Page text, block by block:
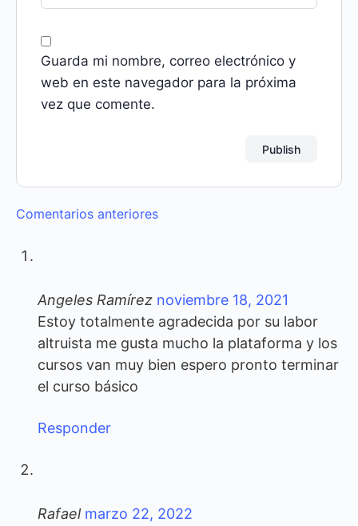
Guarda mi nombre, correo electrónico y
web en este navegador para la próxima
vez que comente.
Navegación
comentarios
Comentarios anteriores
Angeles Ramírez noviembre 18, 2021
Estoy totalmente agradecida por su labor
altruista me gusta mucho la plataforma y los
cursos van muy bien espero pronto terminar
el curso básico
Responder
Rafael marzo 22, 2022